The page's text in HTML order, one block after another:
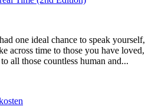
one ideal chance to speak yourself,
across time to those you have loved,
all those countless human and...